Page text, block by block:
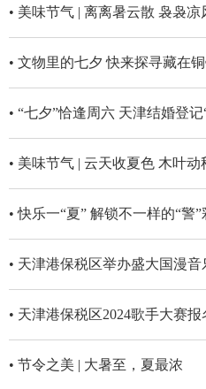
• 美味节气 | 离离暑云散 袅袅凉
• 文物里的七夕 快来探寻藏在
• “七夕”恰逢周六 天津结婚登
• 美味节气 | 云天收夏色 木叶动
• 天津港保税区2024歌手大赛报
• 节令之美 | 大暑至，夏最浓